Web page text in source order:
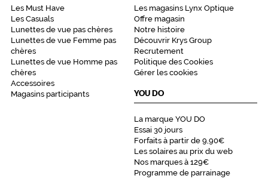
Les Must Have
Les Casuals
Lunettes de vue pas chères
Lunettes de vue Femme pas
chères
Lunettes de vue Homme pas
chères
Accessoires
Magasins participants
Les magasins Lynx Optique
Offre magasin
Notre histoire
Découvrir Krys Group
Recrutement
Politique des Cookies
Gérer les cookies
YOU DO
La marque YOU DO
Essai 30 jours
Forfaits à partir de 9,90€
Les solaires au prix du web
Nos marques à 129€
Programme de parrainage